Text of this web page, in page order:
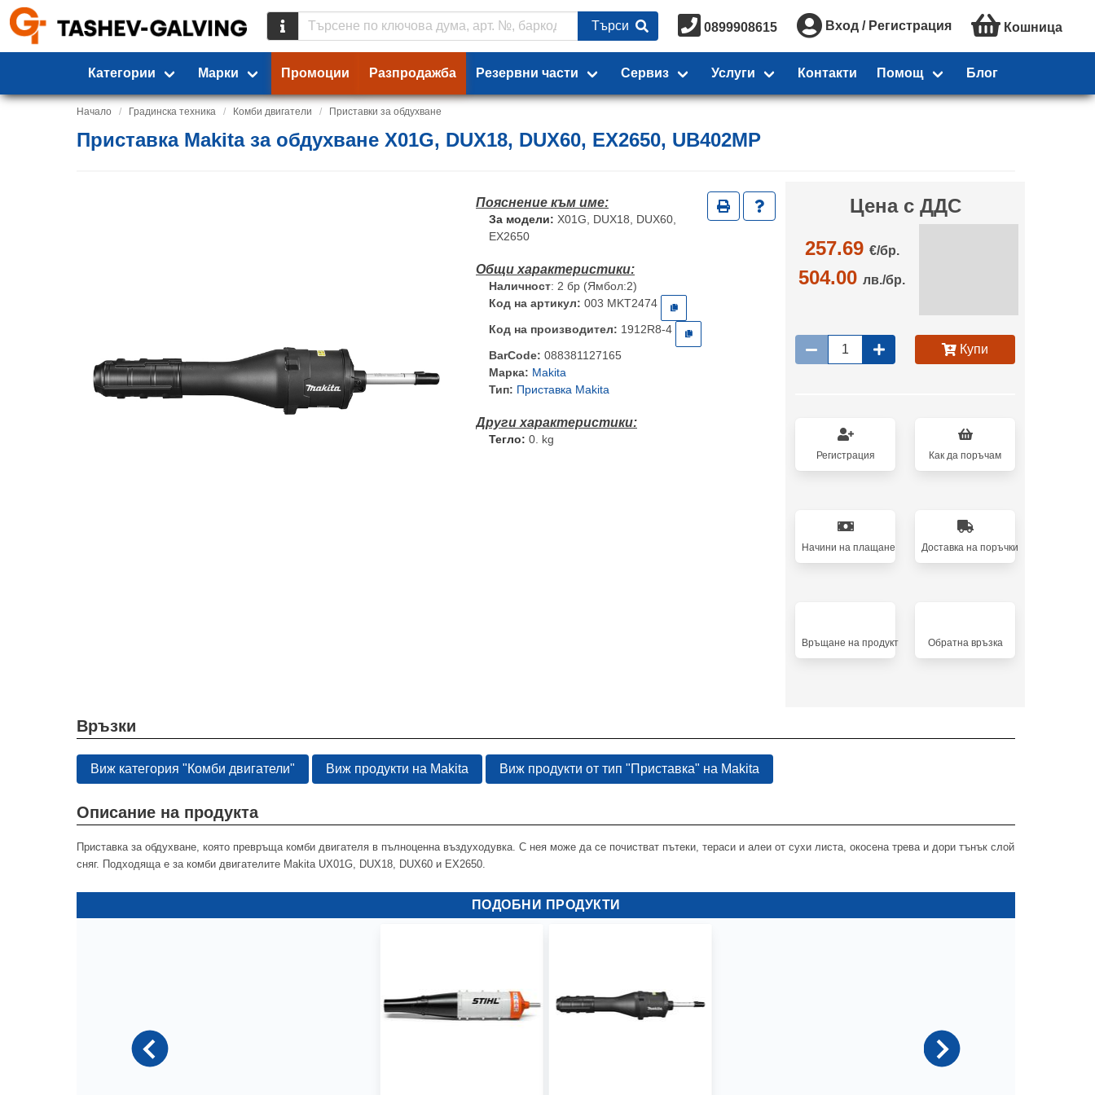
Търси 0899908615 Вход / Регистрация Кошница
Категории Марки Промоции Разпродажба Резервни части Сервиз Услуги Контакти Помощ Блог
Начало Градинска техника Комби двигатели Приставки за обдухване
Приставка Makita за обдухване X01G, DUX18, DUX60, EX2650, UB402MP
За модели: X01G, DUX18, DUX60,
EX2650
Наличност: 2 бр (Ямбол:2)
Код на артикул: 003 MKT2474
Код на производител: 1912R8-4
BarCode: 088381127165
Марка: Makita
Тип: Приставка Makita
Тегло: 0. kg
Цена с ДДС
257.69 €/бр.
504.00лв./бр.
Купи
Регистрация Как да поръчам
Начини на плащане Доставка на поръчки
Връщане на продукт Oбратна връзка
Връзки
Виж категория "Комби двигатели" Виж продукти на Makita Виж продукти от тип "Приставка" на Makita
Описание на продукта
Приставка за обдухване, която превръща комби двигателя в пълноценна въздуходувка. С нея може да се почистват пътеки, тераси и алеи от сухи листа, окосена трева и дори тънък слой
сняг. Подходяща е за комби двигателите Makita UX01G, DUX18, DUX60 и EX2650.
ПОДОБНИ ПРОДУКТИ